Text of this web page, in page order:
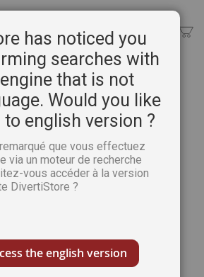
- 100 motifs à colorier
has noticed you
searches with
that is not
Would you like
english version ?
que vous effectuez
via un moteur de recherche
vous accéder à la version
DivertiStore ?
the english version